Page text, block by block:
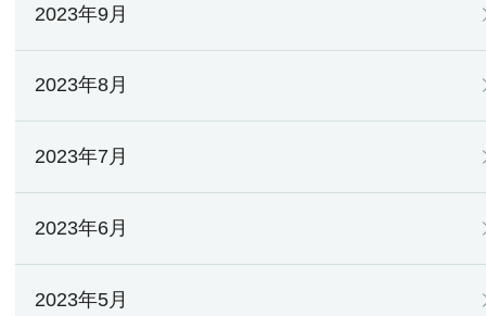
2023年9月
2023年8月
2023年7月
2023年6月
2023年5月